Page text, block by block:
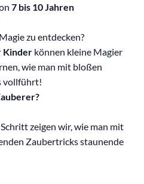
7 bis 10 Jahren
zu entdecken?
Kinder können kleine Magier
wie man mit bloßen
vollführt!
zeigen wir, wie man mit
Zaubertricks staunende